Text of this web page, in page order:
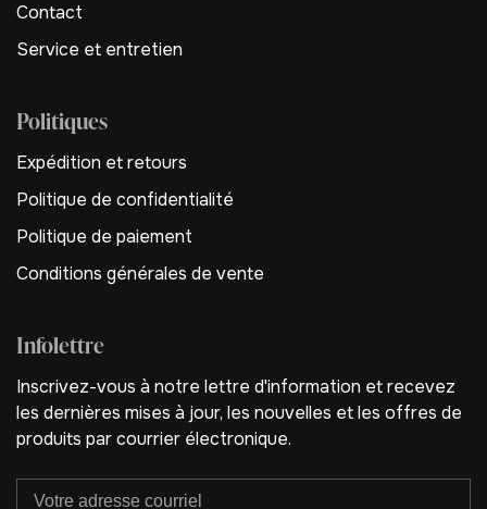
Contact
Service et entretien
Politiques
Expédition et retours
Politique de confidentialité
Politique de paiement
Conditions générales de vente
Infolettre
Inscrivez-vous à notre lettre d'information et recevez
les dernières mises à jour, les nouvelles et les offres de
produits par courrier électronique.